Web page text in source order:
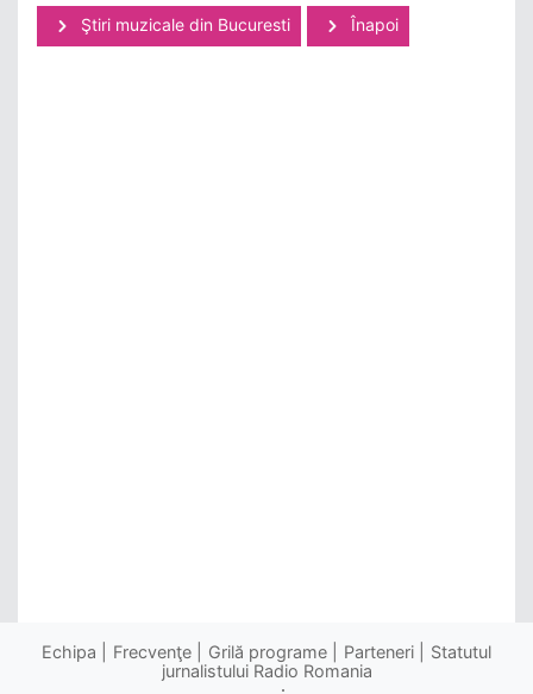
Ştiri muzicale din Bucuresti Înapoi
Echipa Frecvenţe Grilă programe Parteneri
Statutul
jurnalistului Radio Romania